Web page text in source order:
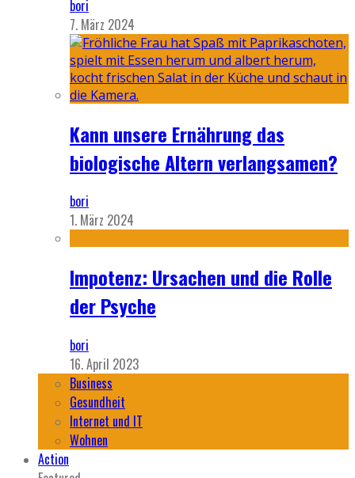
bori
7. März 2024
Kann unsere Ernährung das
biologische Altern verlangsamen?
bori
1. März 2024
Impotenz: Ursachen und die Rolle
der Psyche
bori
16. April 2023
Business
Gesundheit
Internet und IT
Wohnen
Action